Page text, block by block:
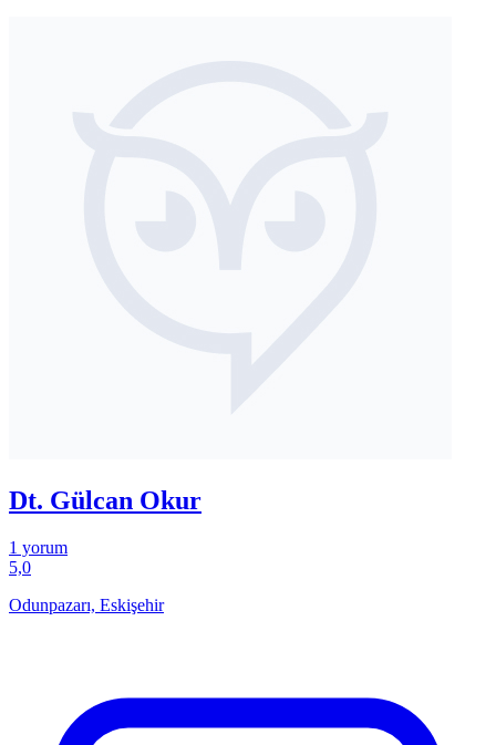
Dt. Gülcan Okur
1 yorum
5,0
Odunpazarı, Eskişehir